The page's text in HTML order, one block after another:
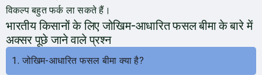
विकल्प बहुत फर्क ला सकते हैं।
भारतीय किसानों के लिए जोखिम-आधारित फसल बीमा के बारे में
अक्सर पूछे जाने वाले प्रश्न
1. जोखिम-आधारित फसल बीमा क्या है?